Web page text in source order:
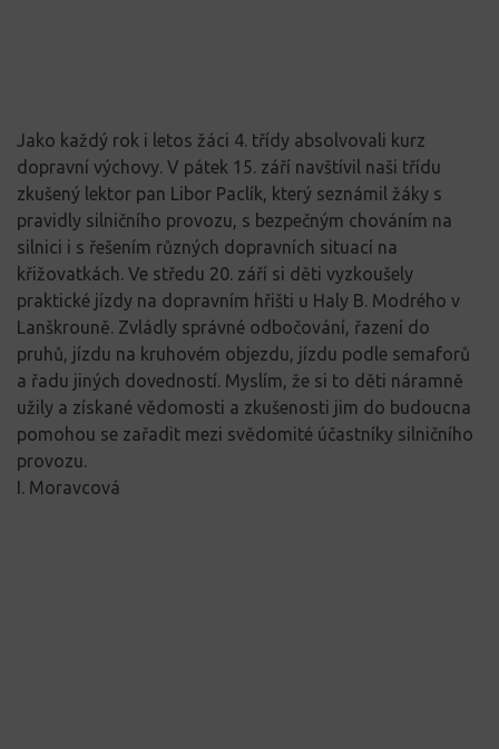
Jako každý rok i letos žáci 4. třídy absolvovali kurz
dopravní výchovy. V pátek 15. září navštívil naši třídu
zkušený lektor pan Libor Paclík, který seznámil žáky s
pravidly silničního provozu, s bezpečným chováním na
silnici i s řešením různých dopravních situací na
křižovatkách. Ve středu 20. září si děti vyzkoušely
praktické jízdy na dopravním hřišti u Haly B. Modrého v
Lanškrouně. Zvládly správné odbočování, řazení do
pruhů, jízdu na kruhovém objezdu, jízdu podle semaforů
a řadu jiných dovedností. Myslím, že si to děti náramně
užily a získané vědomosti a zkušenosti jim do budoucna
pomohou se zařadit mezi svědomité účastníky silničního
provozu.
I. Moravcová